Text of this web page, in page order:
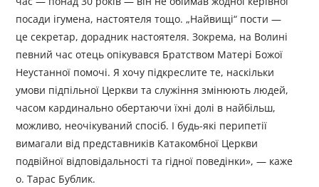
посади ігумена, настоятеля тощо. „Найвищі“ пости —
це секретар, дорадник настоятеля. Зокрема, на Волині
певний час отець опікувався Братством Матері Божої
Неустанної помочі. Я хочу підкреслите те, наскільки
умови підпільної Церкви та служіння змінюють людей,
часом кардинально обертаючи їхні долі в найбільш,
можливо, неочікуваний спосіб. І будь-які перипетії
вимагали від представників Катакомбної Церкви
подвійної відповідальності та гідної поведінки», — каже
о. Тарас Бублик.